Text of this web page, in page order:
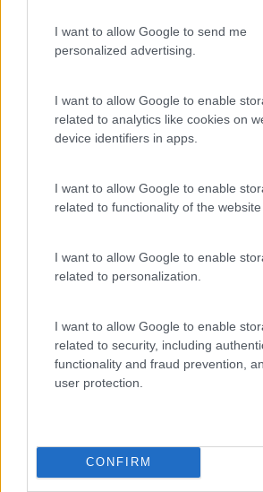
I want to allow Google to send me
personalized advertising.
I want to allow Google to enable
related to analytics like cookies on
device identifiers in apps.
I want to allow Google to enable
related to functionality of the website
I want to allow Google to enable
related to personalization.
I want to allow Google to enable
related to security, including
functionality and fraud prevention,
user protection.
CONFIRM
SKOLAE Formação,
sobre a Academia de
Formações
ao seu negócio
FORMAÇÕES À